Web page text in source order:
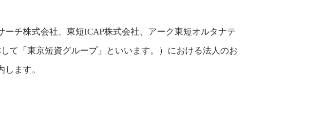
チ株式会社、東短ICAP株式会社、アーク東短オルタナテ
て「東京短資グループ」といいます。）における法人のお
ます。